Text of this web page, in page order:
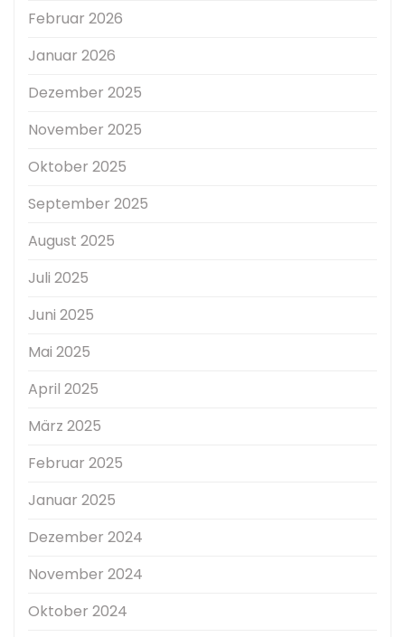
Februar 2026
Januar 2026
Dezember 2025
November 2025
Oktober 2025
September 2025
August 2025
Juli 2025
Juni 2025
Mai 2025
April 2025
März 2025
Februar 2025
Januar 2025
Dezember 2024
November 2024
Oktober 2024